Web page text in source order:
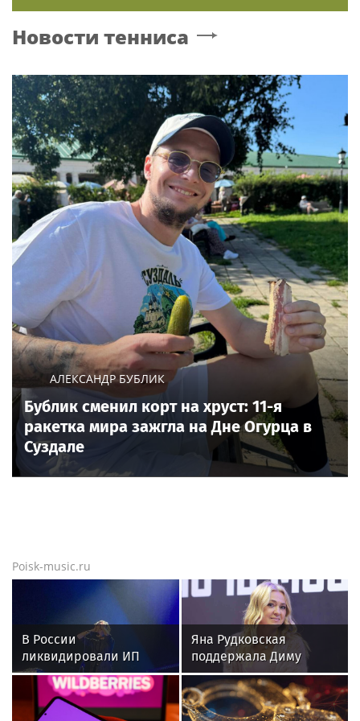
Новости тенниса
АЛЕКСАНДР БУБЛИК
Бублик сменил корт на хруст: 11-я
ракетка мира зажгла на Дне Огурца в
Суздале
Poisk-music.ru
В России
ликвидировали ИП
певицы Земфиры
Яна Рудковская
поддержала Диму
Билана после скандала
с высокой сценой